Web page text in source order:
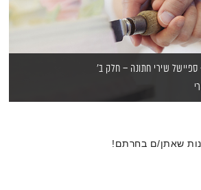
שאתן/ם בחרתם!